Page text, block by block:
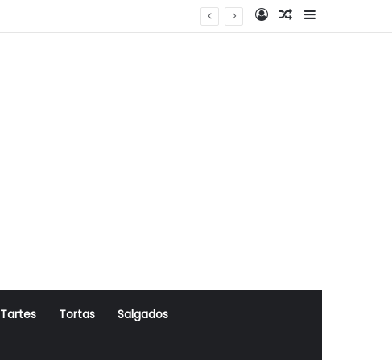
Log InArtigo Aleatório
Sidebar
Tartes Tortas Salgados